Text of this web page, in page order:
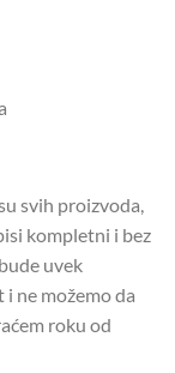
svih proizvoda,
kompletni i bez
uvek
ne možemo da
roku od